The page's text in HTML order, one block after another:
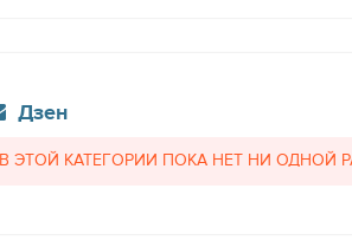
Дзен
В ЭТОЙ КАТЕГОРИИ ПОКА НЕТ НИ ОДНОЙ